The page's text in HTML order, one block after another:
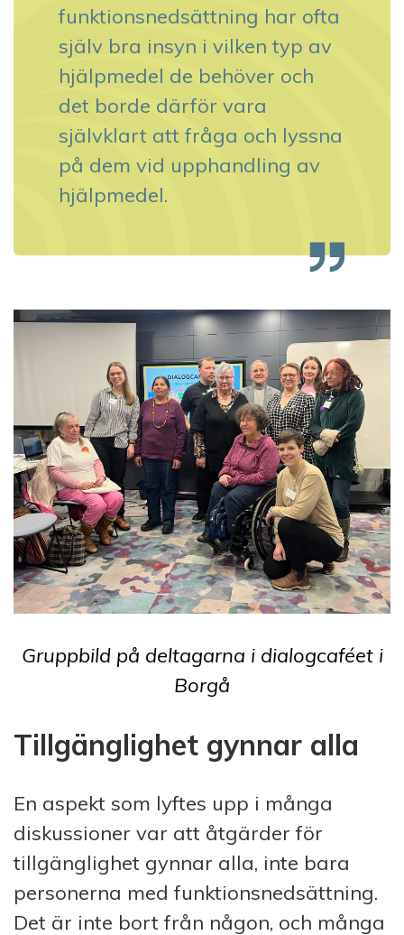
funktionsnedsättning har ofta
själv bra insyn i vilken typ av
hjälpmedel de behöver och
det borde därför vara
självklart att fråga och lyssna
på dem vid upphandling av
hjälpmedel.
Gruppbild på deltagarna i dialogcaféet i
Borgå
Tillgänglighet gynnar alla
En aspekt som lyftes upp i många
diskussioner var att åtgärder för
tillgänglighet gynnar alla, inte bara
personerna med funktionsnedsättning.
Det är inte bort från någon, och många